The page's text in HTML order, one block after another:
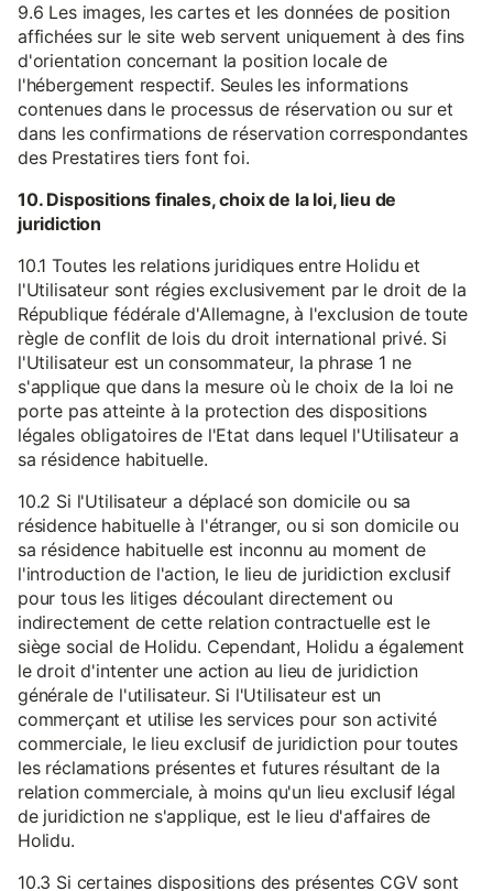
9.6 Les images, les cartes et les données de position
affichées sur le site web servent uniquement à des fins
d'orientation concernant la position locale de
l'hébergement respectif. Seules les informations
contenues dans le processus de réservation ou sur et
dans les confirmations de réservation correspondantes
des Prestatires tiers font foi.
10. Dispositions finales, choix de la loi, lieu de
juridiction
10.1 Toutes les relations juridiques entre Holidu et
l'Utilisateur sont régies exclusivement par le droit de la
République fédérale d'Allemagne, à l'exclusion de toute
règle de conflit de lois du droit international privé. Si
l'Utilisateur est un consommateur, la phrase 1 ne
s'applique que dans la mesure où le choix de la loi ne
porte pas atteinte à la protection des dispositions
légales obligatoires de l'Etat dans lequel l'Utilisateur a
sa résidence habituelle.
10.2 Si l'Utilisateur a déplacé son domicile ou sa
résidence habituelle à l'étranger, ou si son domicile ou
sa résidence habituelle est inconnu au moment de
l'introduction de l'action, le lieu de juridiction exclusif
pour tous les litiges découlant directement ou
indirectement de cette relation contractuelle est le
siège social de Holidu. Cependant, Holidu a également
le droit d'intenter une action au lieu de juridiction
générale de l'utilisateur. Si l'Utilisateur est un
commerçant et utilise les services pour son activité
commerciale, le lieu exclusif de juridiction pour toutes
les réclamations présentes et futures résultant de la
relation commerciale, à moins qu'un lieu exclusif légal
de juridiction ne s'applique, est le lieu d'affaires de
Holidu.
10.3 Si certaines dispositions des présentes CGV sont